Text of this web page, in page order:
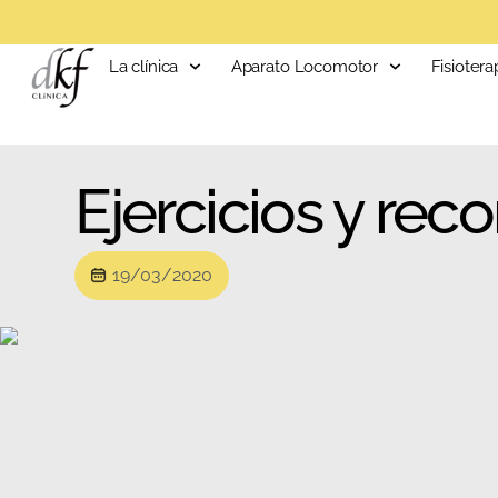
La clínica Aparato Locomotor
Ejercicios y
19/03/2020